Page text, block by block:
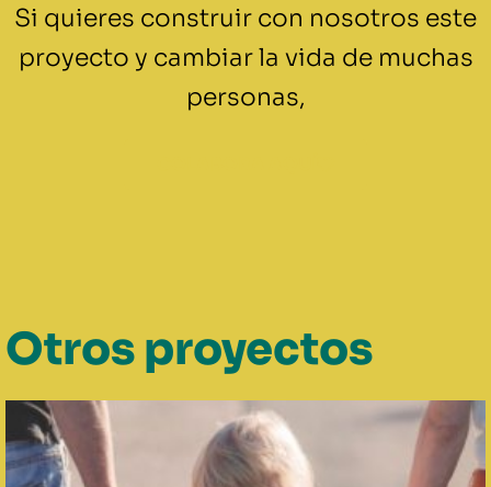
Si quieres construir con nosotros este
proyecto y cambiar la vida de muchas
personas,
Otros proyectos